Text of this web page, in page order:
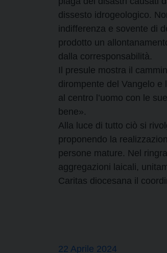
dissesto idrogeologico.
indifferenza e sovente di
prodotto un
dalla corresponsabilità.
Il presule mostra il
dirompente del Vangelo
al centro l’uomo con le
bene».
Alla luce di tutto ciò si
proponendo la
persone mature. Nel
aggregazioni laicali,
Caritas diocesana il
22 Aprile 2024